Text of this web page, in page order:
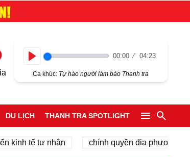
00:00 04:23
Ca khúc: Tự hào người làm báo Thanh tra
DU LỊCH THANH TRA SPOTLIGHT
tế tư nhân chính quyền địa phương 2 cấp